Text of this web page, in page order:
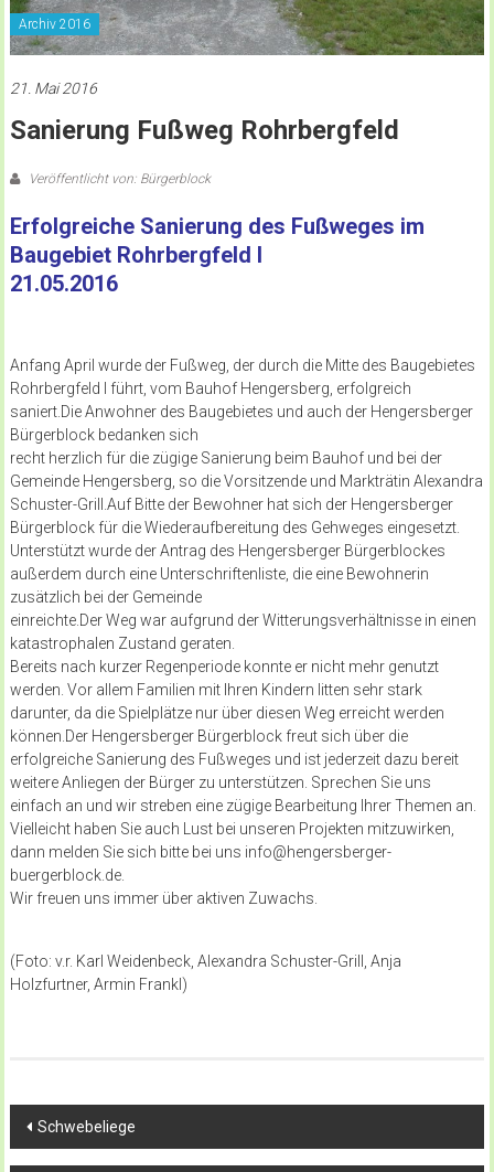
Archiv 2016
21. Mai 2016
Sanierung Fußweg Rohrbergfeld
Veröffentlicht von: Bürgerblock
Erfolgreiche Sanierung des Fußweges im
Baugebiet Rohrbergfeld I
21.05.2016
Anfang April wurde der Fußweg, der durch die Mitte des Baugebietes
Rohrbergfeld I führt, vom Bauhof Hengersberg, erfolgreich
saniert.Die Anwohner des Baugebietes und auch der Hengersberger
Bürgerblock bedanken sich
recht herzlich für die zügige Sanierung beim Bauhof und bei der
Gemeinde Hengersberg, so die Vorsitzende und Markträtin Alexandra
Schuster-Grill.Auf Bitte der Bewohner hat sich der Hengersberger
Bürgerblock für die Wiederaufbereitung des Gehweges eingesetzt.
Unterstützt wurde der Antrag des Hengersberger Bürgerblockes
außerdem durch eine Unterschriftenliste, die eine Bewohnerin
zusätzlich bei der Gemeinde
einreichte.Der Weg war aufgrund der Witterungsverhältnisse in einen
katastrophalen Zustand geraten.
Bereits nach kurzer Regenperiode konnte er nicht mehr genutzt
werden. Vor allem Familien mit Ihren Kindern litten sehr stark
darunter, da die Spielplätze nur über diesen Weg erreicht werden
können.Der Hengersberger Bürgerblock freut sich über die
erfolgreiche Sanierung des Fußweges und ist jederzeit dazu bereit
weitere Anliegen der Bürger zu unterstützen. Sprechen Sie uns
einfach an und wir streben eine zügige Bearbeitung Ihrer Themen an.
Vielleicht haben Sie auch Lust bei unseren Projekten mitzuwirken,
dann melden Sie sich bitte bei uns info@hengersberger-
buergerblock.de.
Wir freuen uns immer über aktiven Zuwachs.
(Foto: v.r. Karl Weidenbeck, Alexandra Schuster-Grill, Anja
Holzfurtner, Armin Frankl)
Beitragsnavigation
Schwebeliege